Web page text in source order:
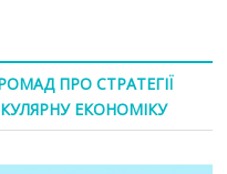
ПРО СТРАТЕГІЇ
ЕКОНОМІКУ